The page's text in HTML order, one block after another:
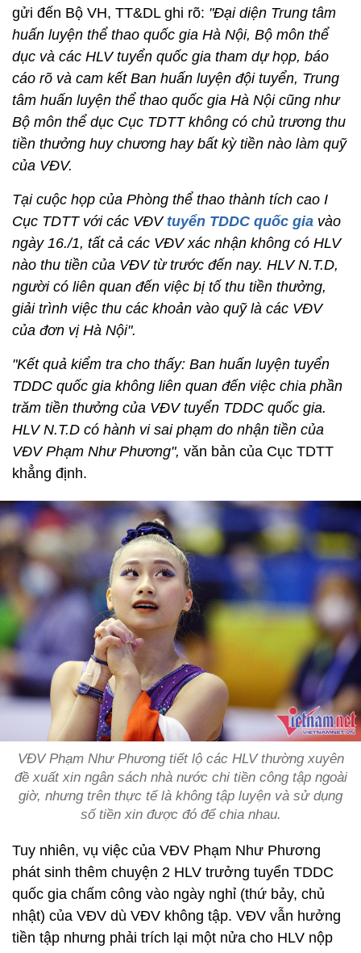
gửi đến Bộ VH, TT&DL ghi rõ: "Đại diện Trung tâm
huấn luyện thể thao quốc gia Hà Nội, Bộ môn thể
dục và các HLV tuyển quốc gia tham dự họp, báo
cáo rõ và cam kết Ban huấn luyện đội tuyển, Trung
tâm huấn luyện thể thao quốc gia Hà Nội cũng như
Bộ môn thể dục Cục TDTT không có chủ trương thu
tiền thưởng huy chương hay bất kỳ tiền nào làm quỹ
của VĐV.
Tại cuộc họp của Phòng thể thao thành tích cao I
Cục TDTT với các VĐVtuyển TDDC quốc gia vào
ngày 16./1, tất cả các VĐV xác nhận không có HLV
nào thu tiền của VĐV từ trước đến nay. HLV N.T.D,
người có liên quan đến việc bị tố thu tiền thưởng,
giải trình việc thu các khoản vào quỹ là các VĐV
của đơn vị Hà Nội".
"Kết quả kiểm tra cho thấy: Ban huấn luyện tuyển
TDDC quốc gia không liên quan đến việc chia phần
trăm tiền thưởng của VĐV tuyển TDDC quốc gia.
HLV N.T.D có hành vi sai phạm do nhận tiền của
VĐV Phạm Như Phương", văn bản của Cục TDTT
khẳng định.
VĐV Phạm Như Phương tiết lộ các HLV thường xuyên
đề xuất xin ngân sách nhà nước chi tiền công tập ngoài
giờ, nhưng trên thực tế là không tập luyện và sử dụng
số tiền xin được đó để chia nhau.
Tuy nhiên, vụ việc của VĐV Phạm Như Phương
phát sinh thêm chuyện 2 HLV trưởng tuyển TDDC
quốc gia chấm công vào ngày nghỉ (thứ bảy, chủ
nhật) của VĐV dù VĐV không tập. VĐV vẫn hưởng
tiền tập nhưng phải trích lại một nửa cho HLV nộp